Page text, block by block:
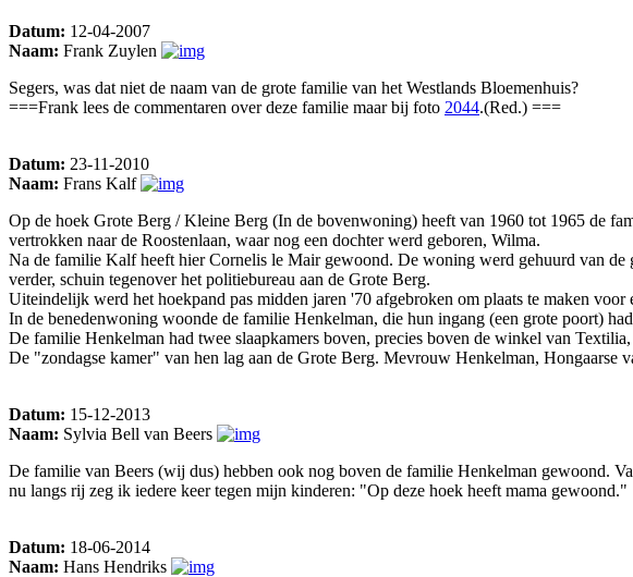
Datum: 12-04-2007
Naam: Frank Zuylen
Segers, was dat niet de naam van de grote familie van het Westlands Bloemenhuis?
===Frank lees de commentaren over deze familie maar bij foto 2044.(Red.) ===
Datum: 23-11-2010
Naam: Frans Kalf
Op de hoek Grote Berg / Kleine Berg (In de bovenwoning) heeft van 1960 tot 1965 de
vertrokken naar de Roostenlaan, waar nog een dochter werd geboren, Wilma.
Na de familie Kalf heeft hier Cornelis le Mair gewoond. De woning werd gehuurd van de
verder, schuin tegenover het politiebureau aan de Grote Berg.
Uiteindelijk werd het hoekpand pas midden jaren '70 afgebroken om plaats te maken voor
In de benedenwoning woonde de familie Henkelman, die hun ingang (een grote poort)
De familie Henkelman had twee slaapkamers boven, precies boven de winkel van
De "zondagse kamer" van hen lag aan de Grote Berg. Mevrouw Henkelman, Hongaarse
Datum: 15-12-2013
Naam: Sylvia Bell van Beers
De familie van Beers (wij dus) hebben ook nog boven de familie Henkelman gewoond.
nu langs rij zeg ik iedere keer tegen mijn kinderen: "Op deze hoek heeft mama gewoond."
Datum: 18-06-2014
Naam: Hans Hendriks